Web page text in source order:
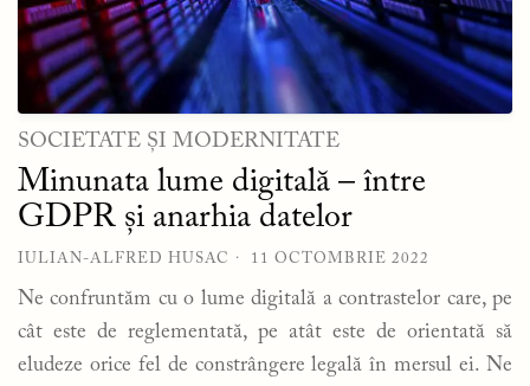
SOCIETATE ȘI MODERNITATE
Minunata lume digitală – între
GDPR și anarhia datelor
IULIAN-ALFRED HUSAC 11 OCTOMBRIE 2022
Ne confruntăm cu o lume digitală a contrastelor care, pe
cât este de reglementată, pe atât este de orientată să
eludeze orice fel de constrângere legală în mersul ei. Ne